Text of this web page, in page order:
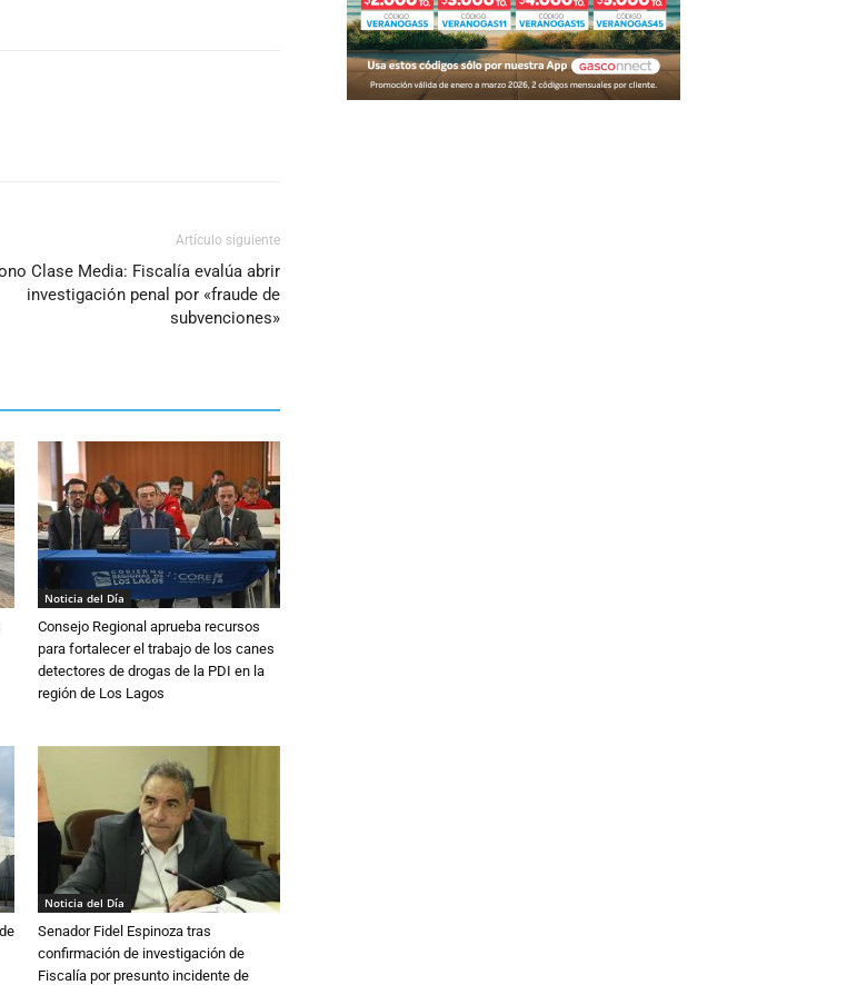
Artículo siguiente
Clase Media: Fiscalía evalúa abrir
investigación penal por «fraude de
subvenciones»
Noticia del Día
Consejo Regional aprueba recursos
para fortalecer el trabajo de los canes
detectores de drogas de la PDI en la
región de Los Lagos
Noticia del Día
Senador Fidel Espinoza tras
confirmación de investigación de
Fiscalía por presunto incidente de